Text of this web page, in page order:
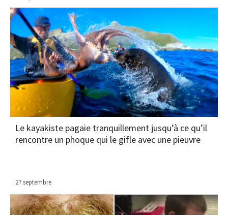
Le kayakiste pagaie tranquillement jusqu’à ce qu’il
rencontre un phoque qui le gifle avec une pieuvre
27 septembre